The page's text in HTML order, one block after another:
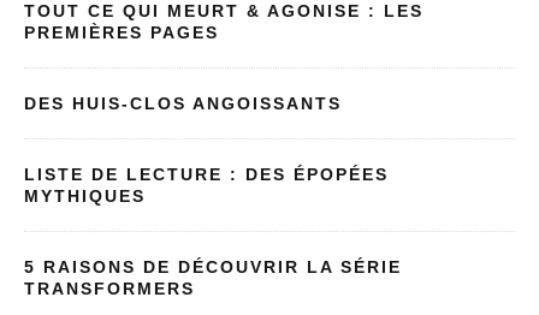
TOUT CE QUI MEURT & AGONISE : LES
PREMIÈRES PAGES
DES HUIS-CLOS ANGOISSANTS
LISTE DE LECTURE : DES ÉPOPÉES
MYTHIQUES
5 RAISONS DE DÉCOUVRIR LA SÉRIE
TRANSFORMERS